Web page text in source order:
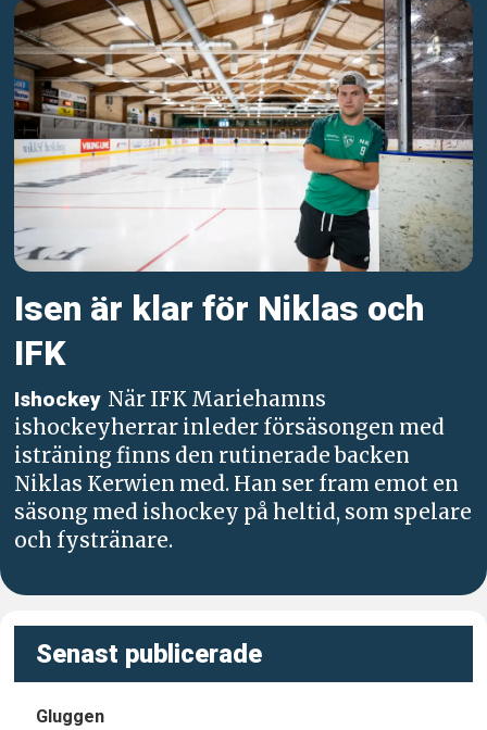
Isen är klar för Niklas och
IFK
Ishockey När IFK Mariehamns
ishockeyherrar inleder försäsongen med
isträning finns den rutinerade backen
Niklas Kerwien med. Han ser fram emot en
säsong med ishockey på heltid, som spelare
och fystränare.
Senast publicerade
Gluggen